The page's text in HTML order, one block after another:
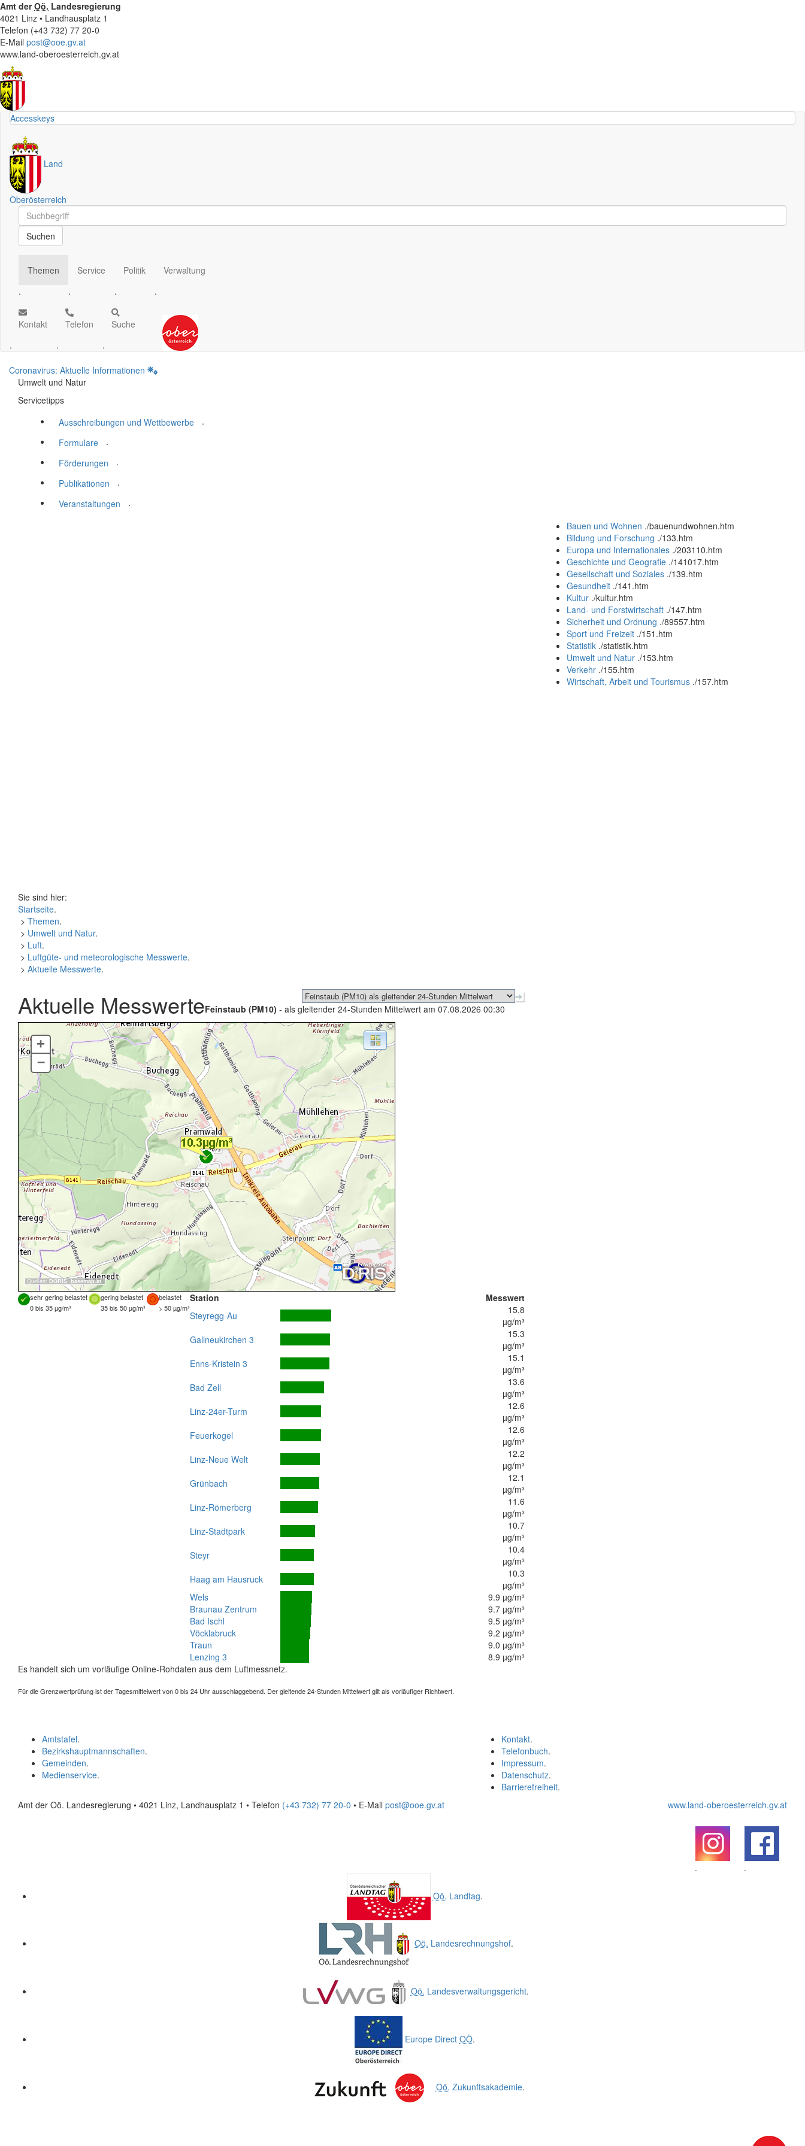
Amt derOö. Landesregierung
4021 Linz • Landhausplatz 1
Telefon (+43 732) 77 20-0
E-Mail post@ooe.gv.at
www.land-oberoesterreich.gv.at
Accesskeys
Land
Oberösterreich
Schnellsuche
Schnellsuche
Suchen
Themen
.
Service
.
Politik
.
Verwaltung
.
Kontakt
.
Telefon
.
Suche
.
Coronavirus: Aktuelle Informationen
Umwelt und Natur
Servicetipps
Ausschreibungen und Wettbewerbe
.
Formulare
.
Förderungen
.
Publikationen
.
Veranstaltungen
.
Bauen und Wohnen ./bauenundwohnen.htm
Bildung und Forschung ./133.htm
Europa und Internationales ./203110.htm
Geschichte und Geografie ./141017.htm
Gesellschaft und Soziales ./139.htm
Gesundheit ./141.htm
Kultur ./kultur.htm
Land- und Forstwirtschaft ./147.htm
Sicherheit und Ordnung ./89557.htm
Sport und Freizeit ./151.htm
Statistik ./statistik.htm
Umwelt und Natur ./153.htm
Verkehr ./155.htm
Wirtschaft, Arbeit und Tourismus ./157.htm
Sie sind hier:
Startseite.
> Themen.
> Umwelt und Natur.
> Luft.
> Luftgüte- und meteorologische Messwerte.
> Aktuelle Messwerte.
Aktuelle MesswerteFeinstaub (PM10) - als gleitender 24-Stunden Mittelwert am 07.08.2026 00:30
Quellen: DORIS, basemap.at
+
–
sehr gering belastet gering belastet
belastet
0 bis 35 µg/m³
35 bis 50 µg/m³ > 50 µg/m³
Station
Messwert
Steyregg-Au
15.8
µg/m³
Gallneukirchen 3
15.3
µg/m³
Enns-Kristein 3
15.1
µg/m³
Bad Zell
13.6
µg/m³
Linz-24er-Turm
12.6
µg/m³
Feuerkogel
12.6
µg/m³
Linz-Neue Welt
12.2
µg/m³
Grünbach
12.1
µg/m³
Linz-Römerberg
11.6
µg/m³
Linz-Stadtpark
10.7
µg/m³
Steyr
10.4
µg/m³
Haag am Hausruck
10.3
µg/m³
Wels
9.9 µg/m³
Braunau Zentrum
9.7 µg/m³
Bad Ischl
9.5 µg/m³
Vöcklabruck
9.2 µg/m³
Traun
9.0 µg/m³
Lenzing 3
8.9 µg/m³
Es handelt sich um vorläufige Online-Rohdaten aus dem Luftmessnetz.
Für die Grenzwertprüfung ist der Tagesmittelwert von 0 bis 24 Uhr ausschlaggebend. Der gleitende 24-Stunden Mittelwert gilt als vorläufiger Richtwert.
Kontakt.
Telefonbuch.
Impressum.
Datenschutz.
Barrierefreiheit.
Amtstafel.
Bezirkshauptmannschaften.
Gemeinden.
Medienservice.
Amt der Oö. Landesregierung • 4021 Linz, Landhausplatz 1 • Telefon (+43 732) 77 20-0 • E-Mail post@ooe.gv.at www.land-oberoesterreich.gv.at
.
.
Oö. Landtag.
Oö. Landesrechnungshof.
Oö. Landesverwaltungsgericht.
Europe Direct OÖ.
Oö. Zukunftsakademie.